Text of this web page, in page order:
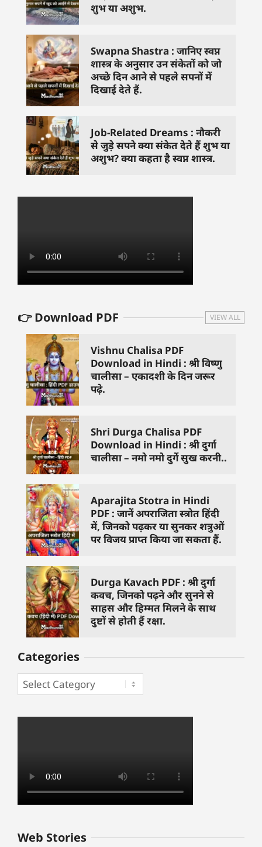
शुभ या अशुभ.
Swapna Shastra : जानिए स्वप्न
शास्त्र के अनुसार उन संकेतों को जो
अच्छे दिन आने से पहले सपनों में
दिखाई देते हैं.
Job-Related Dreams : नौकरी
से जुड़े सपने क्या संकेत देते हैं शुभ या
अशुभ? क्या कहता है स्वप्न शास्त्र.
👉 Download PDF VIEW ALL
Vishnu Chalisa PDF
Download in Hindi : श्री विष्णु
चालीसा – एकादशी के दिन जरूर
पढ़े.
Shri Durga Chalisa PDF
Download in Hindi : श्री दुर्गा
चालीसा – नमो नमो दुर्गे सुख करनी..
Aparajita Stotra in Hindi
PDF : जानें अपराजिता स्त्रोत हिंदी
में, जिनको पढ़कर या सुनकर शत्रुओं
पर विजय प्राप्त किया जा सकता हैं.
Durga Kavach PDF : श्री दुर्गा
कवच, जिनको पढ़ने और सुनने से
साहस और हिम्मत मिलने के साथ
दुष्टों से होती हैं रक्षा.
Categories
Web Stories
बुधवार के उपाय :